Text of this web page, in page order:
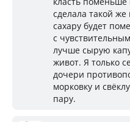
сделала такой
сахару будет
с
лучше сырую
живот. Я только
дочери
морковку и
пару.